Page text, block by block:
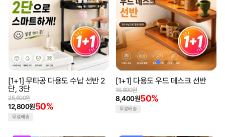
[1+1] 무타공 다용도 수납 선반 2
단, 3단
12,800원50%
25,600원
무료배송
[1+1] 다용도 우드 데스크 선반
8,400원50%
16,800원
무료배송